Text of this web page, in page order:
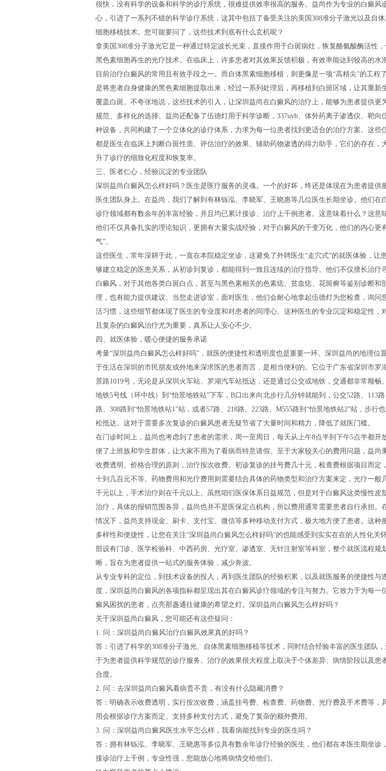
很快，没有科学的设备和科学的诊疗系统，很难提供效率很高的服务。益尚作为专业的白癜风
心，引进了一系列不错的科学诊疗系统，这其中包括了备受关注的美国308准分子激光以及自
细胞移植技术。您可能要问了，这些技术到底有什么玄机呢？
拿美国308准分子激光它是一种通过特定波长光束，直接作用于白斑病灶，恢复酪氨酸酶活性
黑色素细胞再生的光疗技术。在临床上，许多患者对其效果反馈积极，有效率能达到较高的水
目前治疗白癜风的常用且有效手段之一。而自体黑素细胞移植，则更像是一项“高精尖”的工程
是将患者自身健康的黑色素细胞提取出来，经过一系列处理后，再移植到白斑区域，让其重新
覆盖白斑。不夸张地说，这些技术的引入，让深圳益尚在白癜风的治疗上，能够为患者提供更
规范、多样化的选择。益尚还配备了伍德灯用于科学诊断，337uvb、体外药离子渗透仪、靶向
种设备，共同构建了一个立体化的诊疗体系，力求为每一位患者找到更适合的治疗方案。这些
都是医生在临床上判断白斑性质、评估治疗的效果、辅助药物渗透的得力助手，它们的存在，
升了诊疗的细致化程度和恢复率。
三、医者仁心，经验沉淀的专业团队
深圳益尚白癜风怎么样好吗？医生是医疗服务的灵魂。一个的好坏，终还是体现在为患者提供
医生团队身上。在益尚，我们了解到有林铄泓、李晓军、王晓惠等几位医生长期坐诊。他们在
诊疗领域都有数余年的丰富经验，并且均已累计接诊、治疗上千例患者。这意味着什么？这意
他们不仅具备扎实的理论知识，更拥有大量实战经验，对于白癜风的千变万化，他们的内心更
气”。
这些医生，常年深耕于此，一直在本院稳定坐诊，这避免了外聘医生“走穴式”的就医体验，让
够建立稳定的医患关系，从初诊到复诊，都能得到一致且连续的治疗指导。他们不仅擅长治疗
白癜风，对于其他各类白斑白点，甚至与黑色素相关的色素痣、贫血痣、花斑癣等鉴别诊断和
理，也有能力提供建议。当您走进诊室，面对医生，他们会耐心地拿起伍德灯为您检查，询问
活习惯，这些细节都体现了医生的专业度和对患者的同理心。这种医生的专业沉淀和稳定性，
且复杂的白癜风治疗尤为重要，真系让人安心不少。
四、就医体验，暖心便捷的服务承诺
考量“深圳益尚白癜风怎么样好吗”，就医的便捷性和透明度也是重要一环。深圳益尚的地理位
于生活在深圳的市民朋友或外地来深求医的患者而言，是相当便利的。它位于广东省深圳市罗
景路1019号，无论是从深圳火车站、罗湖汽车站抵达，还是通过公交或地铁，交通都非常顺畅
地铁5号线（环中线）到“怡景地铁站”下车，B口出来向北步行几分钟就能到，公交52路、113路
路、308路到“怡景地铁站1”站，或者57路、218路、223路、M555路到“怡景地铁站2”站，步行
松抵达。这对于需要多次复诊的白癜风患者无疑节省了大量时间和精力，降低了就医门槛。
在门诊时间上，益尚也考虑到了患者的需求，周一至周日，每天从上午8点半到下午5点半都开
便了上班族和学生群体，让大家不用为了看病而特意请假。至于大家较关心的费用问题，益尚
收费透明、价格合理的原则，治疗按次收费。初诊复诊的挂号费几十元，检查费根据项目而定
十到几百元不等。药物费用和光疗费用则需要结合具体的药物类型和治疗方案来定，光疗一般
千元以上，手术治疗则在千元以上。虽然咱们医保体系日益规范，但是对于白癜风这类慢性皮
治疗，具体的报销范围各异，益尚也并不是医保定点机构，所以费用通常需要患者自行承担。
情况下，益尚支持现金、刷卡、支付宝、微信等多种移动支付方式，极大地方便了患者。这种
多样性和便捷性，让您在关注“深圳益尚白癜风怎么样好吗”的也能感受到实实在在的人性化关
部设有门诊、医学检验科、中西药房、光疗室、渗透室、无针注射室等科室，整个就医流程规
晰，旨在为患者提供一站式的服务体验，减少奔波。
从专业专科的定位，到技术设备的投入，再到医生团队的经验积累，以及就医服务的便捷性与
度，深圳益尚白癜风的各项指标都呈现出其在白癜风诊疗领域的专注与努力。它致力于为每一
癜风困扰的患者，点亮那盏通往健康的希望之灯。深圳益尚白癜风怎么样好吗？
关于深圳益尚白癜风，您可能还有这些疑问：
1. 问：深圳益尚白癜风治疗白癜风效果真的好吗？
答：引进了科学的308准分子激光、自体黑素细胞移植等技术，同时结合经验丰富的医生团队，
于为患者提供科学规范的诊疗服务。治疗的效果很大程度上取决于个体差异、病情阶段以及患
合度。
2. 问：去深圳益尚白癜风看病贵不贵，有没有什么隐藏消费？
答：明确表示收费透明，实行按次收费，涵盖挂号费、检查费、药物费、光疗费及手术费等，
用会根据诊疗方案而定。支持多种支付方式，避免了复杂的额外费用。
3. 问：深圳益尚白癜风医生水平怎么样，我看病能找到专业的医生吗？
答：拥有林铄泓、李晓军、王晓惠等多位具有数余年诊疗经验的医生，他们都在本医生期坐诊
接诊治疗上千例，专业性强，您能放心地将病情交给他们。